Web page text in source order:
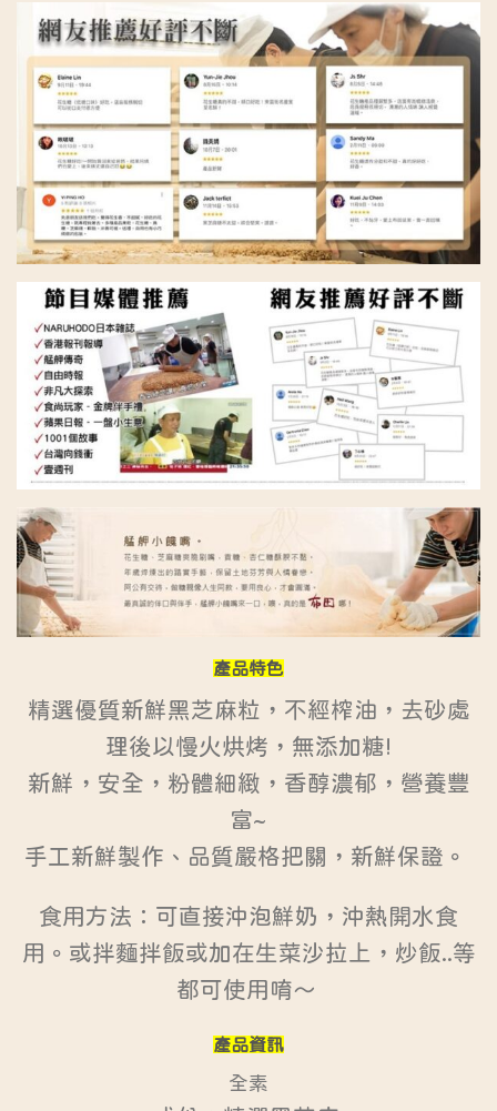
產品特色
精選優質新鮮黑芝麻粒，不經榨油，去砂處
理後以慢火烘烤，無添加糖!
新鮮，安全，粉體細緻，香醇濃郁，營養豐
富~
手工新鮮製作、品質嚴格把關，新鮮保證。
食用方法：可直接沖泡鮮奶，沖熱開水食
用。或拌麵拌飯或加在生菜沙拉上，炒飯..等
都可使用唷～
產品資訊
全素